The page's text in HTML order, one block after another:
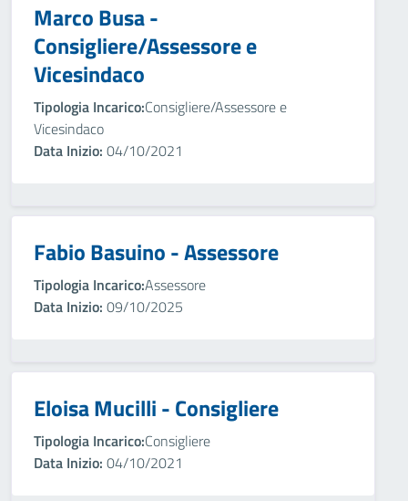
Marco Busa -
Consigliere/Assessore e
Vicesindaco
Tipologia Incarico:Consigliere/Assessore e
Vicesindaco
Data Inizio: 04/10/2021
Fabio Basuino - Assessore
Tipologia Incarico:Assessore
Data Inizio: 09/10/2025
Eloisa Mucilli - Consigliere
Tipologia Incarico:Consigliere
Data Inizio: 04/10/2021